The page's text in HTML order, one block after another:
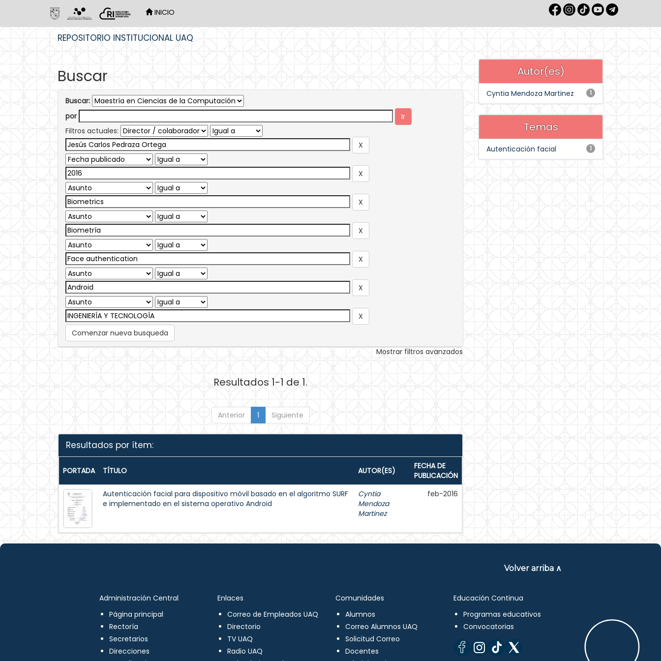
INICIO
REPOSITORIO INSTITUCIONAL UAQ
Buscar
Buscar:
por
Filtros actuales:
Comenzar nueva busqueda
Mostrar filtros avanzados
Resultados 1-1 de 1.
Anterior 1 Siguiente
Resultados por ítem:
PORTADA TÍTULO AUTOR(ES)
FECHA DE
PUBLICACIÓN
Autenticación facial para dispositivo móvil basado en el algoritmo SURF
e implementado en el sistema operativo Android
Cyntia
Mendoza
Martinez
feb-2016
Autor(es)
1
Cyntia Mendoza Martinez
Temas
1
Autenticación facial
Volver arriba ∧
Administración Central
Página principal
Rectoría
Secretarios
Direcciones
Enlaces
Correo de Empleados UAQ
Directorio
TV UAQ
Radio UAQ
Comunidades
Alumnos
Correo Alumnos UAQ
Solicitud Correo
Docentes
Educación Continua
Programas educativos
Convocatorias